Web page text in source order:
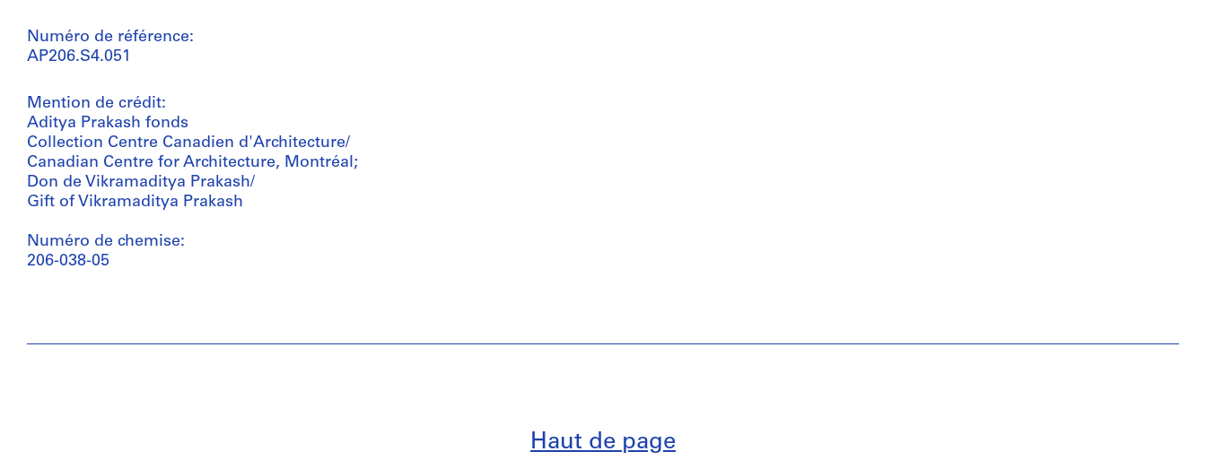
Numéro de référence:
AP206.S4.051
Mention de crédit:
Aditya Prakash fonds
Collection Centre Canadien d'Architecture/
Canadian Centre for Architecture, Montréal;
Don de Vikramaditya Prakash/
Gift of Vikramaditya Prakash
Numéro de chemise:
206-038-05
Haut de page